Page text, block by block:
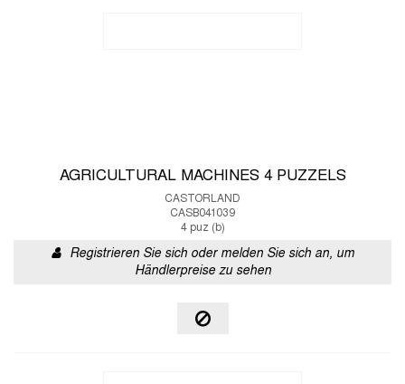
AGRICULTURAL MACHINES 4 PUZZELS
CASTORLAND
CASB041039
4 puz (b)
Registrieren Sie sich oder melden Sie sich an, um
Händlerpreise zu sehen